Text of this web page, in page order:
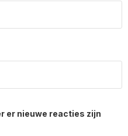
er nieuwe reacties zijn